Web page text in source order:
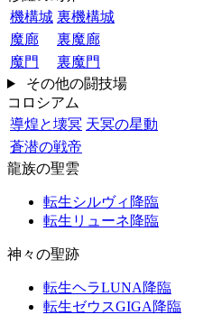
機構城 裏機構城
魔廊
裏魔廊
魔門
裏魔門
その他の闘技場
コロシアム
導煌と壊冥 天冥の星動
蒼潜の戦帝
龍族の聖雲
転生シルヴィ降臨
転生リューネ降臨
神々の聖跡
転生ヘラLUNA降臨
転生ゼウスGIGA降臨